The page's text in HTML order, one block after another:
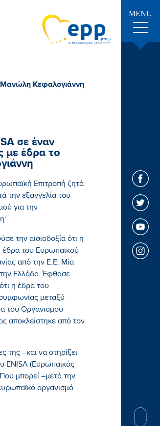
MENU
Μανώλη Κεφαλογιάννη
σε έναν
με έδρα το
Επιτροπή ζητά
την εξαγγελία του
για την
την αισιοδοξία ότι η
έδρα του Ευρωπαϊκού
από την Ε.Ε. Μία
Ελλάδα. Έφθασε
η έδρα του
μεταξύ
του Οργανισμού
αποκλείστηκε από τον
της –και να στηρίξει
ENISA (Ευρωπαϊκός
μπορεί –μετά την
οργανισμό